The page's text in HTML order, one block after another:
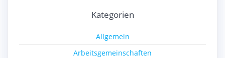
Kategorien
Allgemein
Arbeitsgemeinschaften